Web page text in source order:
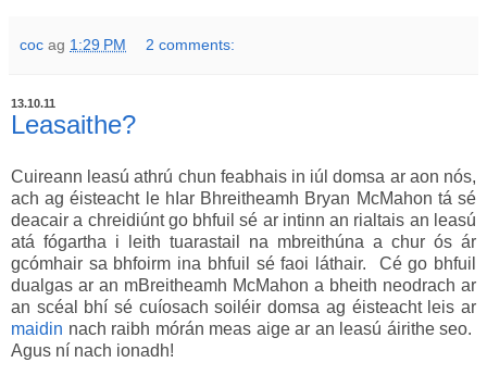
coc ag 1:29 PM 2 comments:
13.10.11
Leasaithe?
Cuireann leasú athrú chun feabhais in iúl domsa ar aon nós,
ach ag éisteacht le hIar Bhreitheamh Bryan McMahon tá sé
deacair a chreidiúnt go bhfuil sé ar intinn an rialtais an leasú
atá fógartha i leith tuarastail na mbreithúna a chur ós ár
gcómhair sa bhfoirm ina bhfuil sé faoi láthair. Cé go bhfuil
dualgas ar an mBreitheamh McMahon a bheith neodrach ar
an scéal bhí sé cuíosach soiléir domsa ag éisteacht leis ar
maidin nach raibh mórán meas aige ar an leasú áirithe seo.
Agus ní nach ionadh!